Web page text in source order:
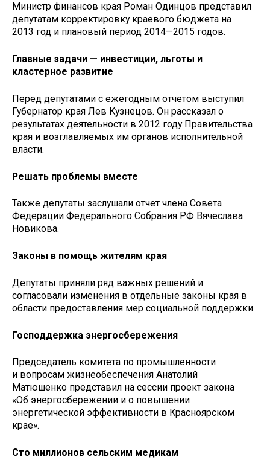
Министр финансов края Роман Одинцов представил
депутатам корректировку краевого бюджета на
2013 год и плановый период 2014—2015 годов.
Главные задачи — инвестиции, льготы и
кластерное развитие
Перед депутатами с ежегодным отчетом выступил
Губернатор края Лев Кузнецов. Он рассказал о
результатах деятельности в 2012 году Правительства
края и возглавляемых им органов исполнительной
власти.
Решать проблемы вместе
Также депутаты заслушали отчет члена Совета
Федерации Федерального Собрания РФ Вячеслава
Новикова.
Законы в помощь жителям края
Депутаты приняли ряд важных решений и
согласовали изменения в отдельные законы края в
области предоставления мер социальной поддержки.
Господдержка энергосбережения
Председатель комитета по промышленности
и вопросам жизнеобеспечения Анатолий
Матюшенко представил на сессии проект закона
«Об энергосбережении и о повышении
энергетической эффективности в Красноярском
крае».
Сто миллионов сельским медикам